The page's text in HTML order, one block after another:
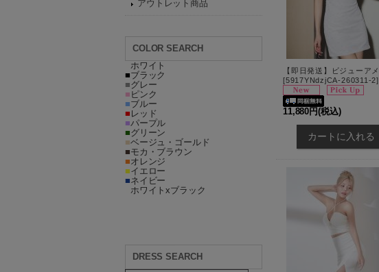
アウトレット商品
COLOR SEARCH
ホワイト
■ブラック
■グレー
■ ピンク
■ブルー
■ レッド
■パープル
■グリーン
■ベージュ・ゴールド
■モカ・ブラウン
■オレンジ
■イエロー
■ネイビー
ホワイトxブラック
DRESS SEARCH
[5917YNdzjCA-260311-2]
11,880円(税込)